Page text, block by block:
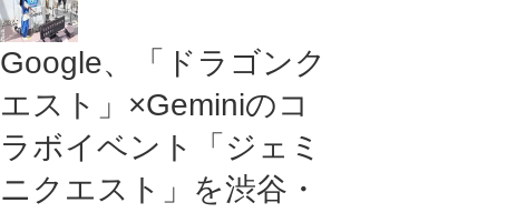
Google、「ドラゴンク
エスト」×Geminiのコ
ラボイベント「ジェミ
ニクエスト」を渋谷・